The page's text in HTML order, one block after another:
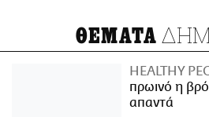
ΘΕΜΑΤΑ
HEALTHY
πρωινό η
απαντά